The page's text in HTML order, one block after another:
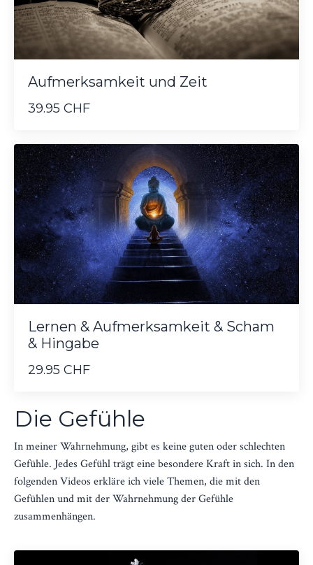
Aufmerksamkeit und Zeit
39.95 CHF
Lernen & Aufmerksamkeit & Scham
& Hingabe
29.95 CHF
Die Gefühle
In meiner Wahrnehmung, gibt es keine guten oder schlechten
Gefühle. Jedes Gefühl trägt eine besondere Kraft in sich. In den
folgenden Videos erkläre ich viele Themen, die mit den
Gefühlen und mit der Wahrnehmung der Gefühle
zusammenhängen.